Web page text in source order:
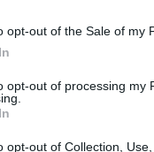
opt-out of the Sale of my
opt-out of processing my
opt-out of Collection,
Le
a fattori
esterne e